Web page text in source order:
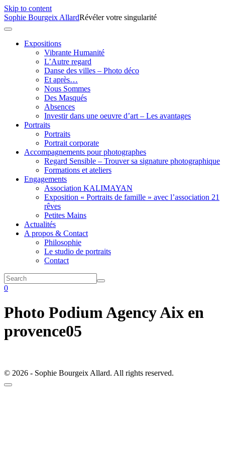
Skip to content
Sophie Bourgeix AllardRévéler votre singularité
Expositions
Vibrante Humanité
L’Autre regard
Danse des villes – Photo déco
Et après…
Nous Sommes
Des Masqués
Absences
Investir dans une oeuvre d’art – Les avantages
Portraits
Portraits
Portrait corporate
Accompagnements pour photographes
Regard Sensible – Trouver sa signature photographique
Formations et ateliers
Engagements
Association KALIMAYAN
Exposition « Portraits de famille » avec l’association 21
rêves
Petites Mains
Actualités
A propos & Contact
Philosophie
Le studio de portraits
Contact
0
Photo Podium Agency Aix en
provence05
© 2026 - Sophie Bourgeix Allard. All rights reserved.